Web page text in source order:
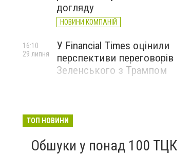
догляду
НОВИНИ КОМПАНІЙ
У Financial Times оцінили
перспективи переговорів
Зеленського з Трампом
16:10
29 липня
ТОП НОВИНИ
Обшуки у понад 100 ТЦК